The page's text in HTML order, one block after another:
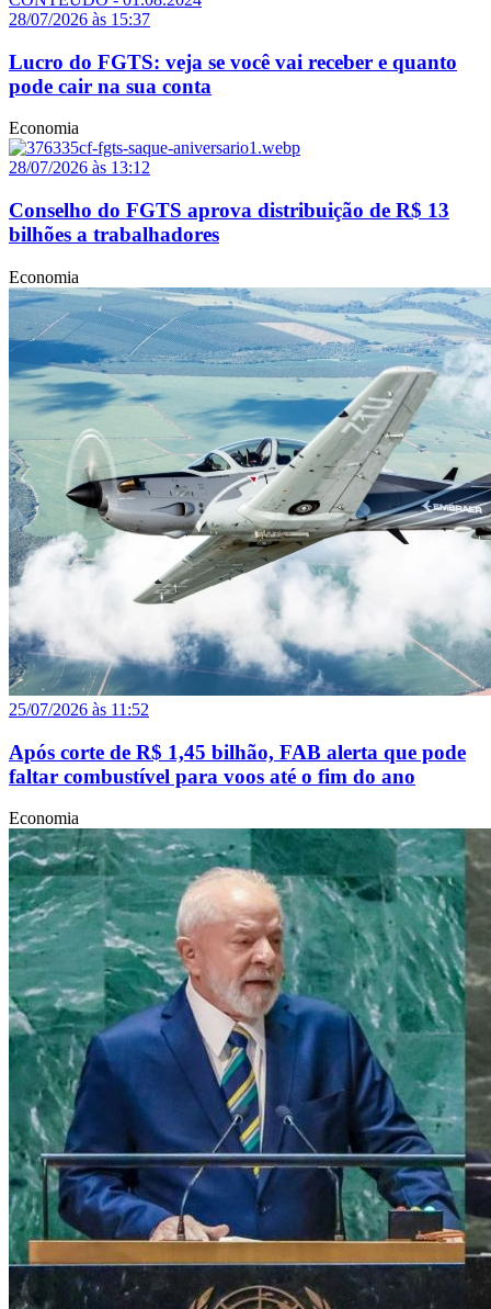
28/07/2026 às 15:37
Lucro do FGTS: veja se você vai receber e quanto
pode cair na sua conta
Economia
28/07/2026 às 13:12
Conselho do FGTS aprova distribuição de R$ 13
bilhões a trabalhadores
Economia
25/07/2026 às 11:52
Após corte de R$ 1,45 bilhão, FAB alerta que pode
faltar combustível para voos até o fim do ano
Economia